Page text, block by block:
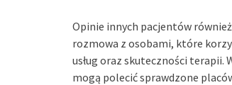
Opinie innych pacjentów
rozmowa z osobami, które
usług oraz skuteczności
mogą polecić sprawdzone